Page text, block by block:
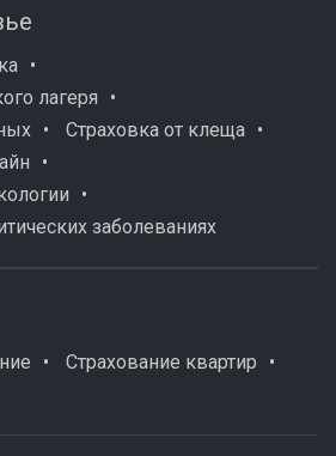
лагеря
Страховка от клеща
заболеваниях
Страхование квартир